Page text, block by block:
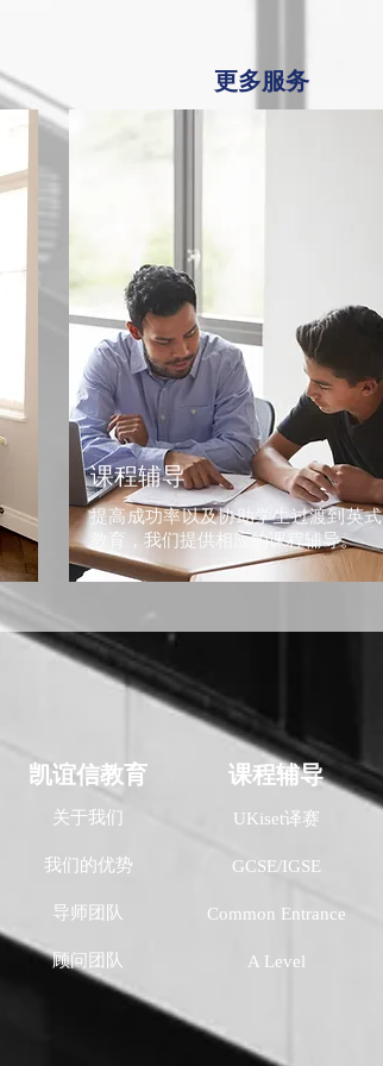
更多服务
课程辅导
提高成功率以及协助学生过渡到英式
教育，我们提供相应的课程辅导。
​凯谊信教育
关于我们
我们的优势
导师团队
顾问团队
课程辅导
UKiset译赛
GCSE/IGSE
Common Entrance
A Level